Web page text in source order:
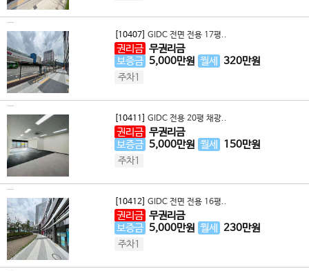
[10407] GIDC 전면 전용 17평..
권리금 무권리금
보증금 5,000만원 월세 320만원
주차1
[10411] GIDC 전용 20평 채광..
권리금 무권리금
보증금 5,000만원 월세 150만원
주차1
[10412] GIDC 전면 전용 16평..
권리금 무권리금
보증금 5,000만원 월세 230만원
주차1